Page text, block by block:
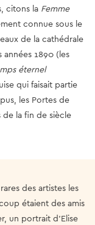
citons la Femme
connue sous le
de la cathédrale
1890 (les
éternel
qui faisait partie
les Portes de
la fin de siècle
des artistes les
étaient des amis
un portrait d’Elise